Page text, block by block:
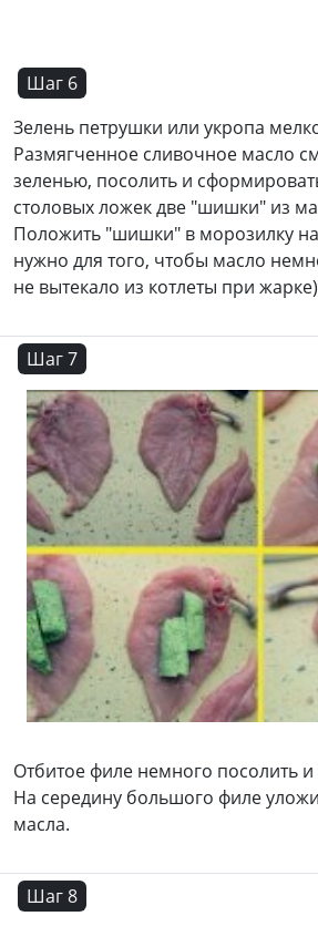
Шаг 6
Зелень петрушки или укропа
Размягченное сливочное масло
зеленью, посолить и
столовых ложек две "шишки" из
Положить "шишки" в морозилку на
нужно для того, чтобы масло
не вытекало из котлеты при
Шаг 7
Отбитое филе немного посолить
На середину большого филе
масла.
Шаг 8